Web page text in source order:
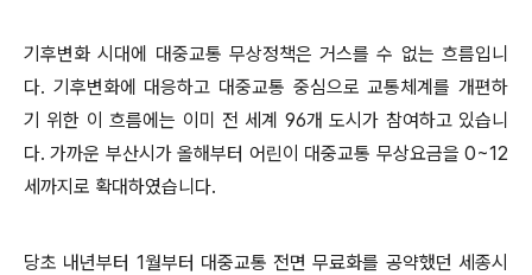
기후변화 시대에 대중교통 무상정책은 거스를 수 없는 흐름입니
다. 기후변화에 대응하고 대중교통 중심으로 교통체계를 개편하
기 위한 이 흐름에는 이미 전 세계 96개 도시가 참여하고 있습니
다. 가까운 부산시가 올해부터 어린이 대중교통 무상요금을 0~12
세까지로 확대하였습니다.
당초 내년부터 1월부터 대중교통 전면 무료화를 공약했던 세종시